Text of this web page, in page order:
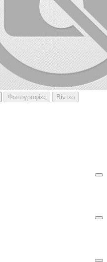
Φωτογραφίες
Βίντεο